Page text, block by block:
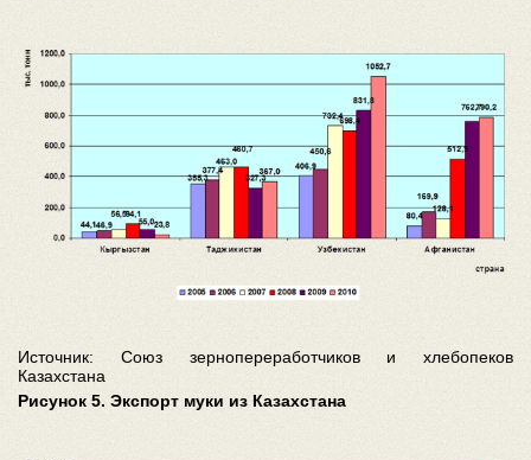
Источник: Союз зернопереработчиков и хлебопеков
Казахстана
Рисунок 5. Экспорт муки из Казахстана